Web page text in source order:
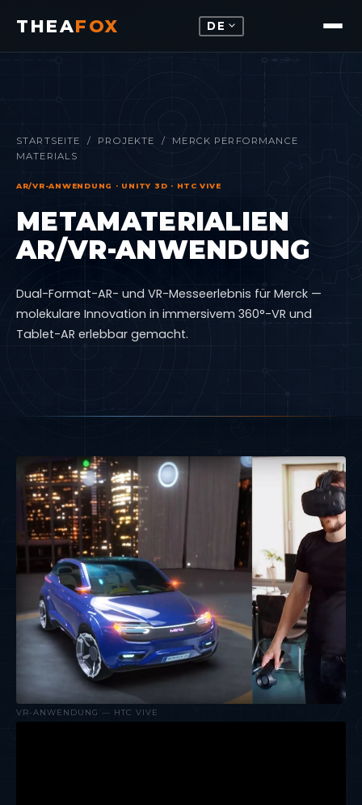
THEAFOX DE expand_more
STARTSEITE / PROJEKTE
/ MERCK PERFORMANCE
MATERIALS
AR/VR-ANWENDUNG · UNITY 3D · HTC VIVE
METAMATERIALIEN
AR/VR-ANWENDUNG
Dual-Format-AR- und VR-Messeerlebnis für Merck —
molekulare Innovation in immersivem 360°-VR und
Tablet-AR erlebbar gemacht.
VR-ANWENDUNG — HTC VIVE